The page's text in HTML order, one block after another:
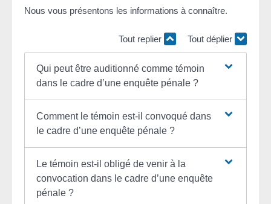
Nous vous présentons les informations à connaître.
Tout replier Tout déplier
Qui peut être auditionné comme témoin
dans le cadre d’une enquête pénale ?
Comment le témoin est-il convoqué dans
le cadre d’une enquête pénale ?
Le témoin est-il obligé de venir à la
convocation dans le cadre d’une enquête
pénale ?